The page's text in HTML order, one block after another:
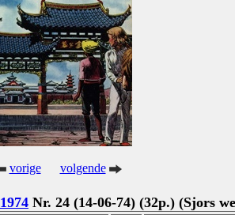
vorige volgende
1974 Nr. 24 (14-06-74) (32p.) (Sjors